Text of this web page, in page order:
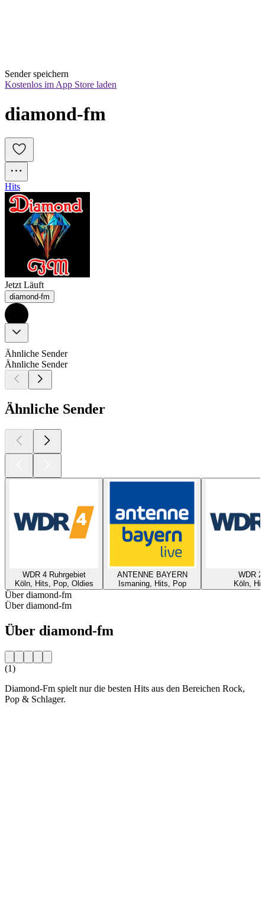
Sender speichern
Kostenlos im App Store laden
diamond-fm
Hits
Jetzt Läuft
diamond-fm
Ähnliche Sender
Ähnliche Sender
Ähnliche Sender
WDR 4 Ruhrgebiet
Köln, Hits, Pop, Oldies
ANTENNE BAYERN
Ismaning, Hits, Pop
WDR 2
Köln,
Über diamond-fm
Über diamond-fm
Über diamond-fm
(1)
Diamond-Fm spielt nur die besten Hits aus den Bereichen Rock,
Pop & Schlager.